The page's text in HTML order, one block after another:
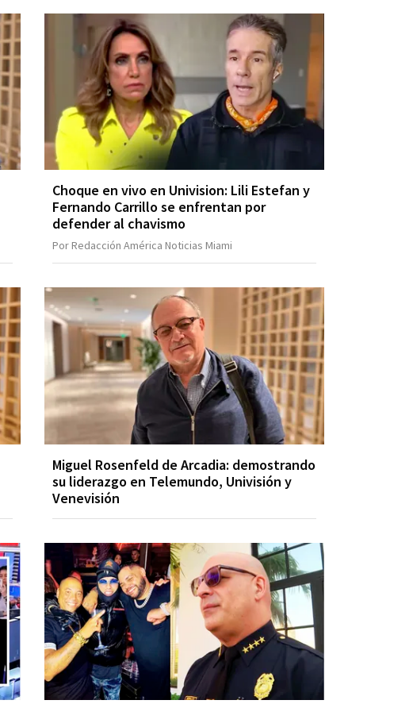
Choque en vivo en Univision: Lili Estefan y
Fernando Carrillo se enfrentan por
defender al chavismo
Por Redacción América Noticias Miami
Miguel Rosenfeld de Arcadia: demostrando
su liderazgo en Telemundo, Univisión y
Venevisión